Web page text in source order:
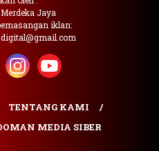
Jaya
iklan:
TENTANG KAMI
MEDIA SIBER